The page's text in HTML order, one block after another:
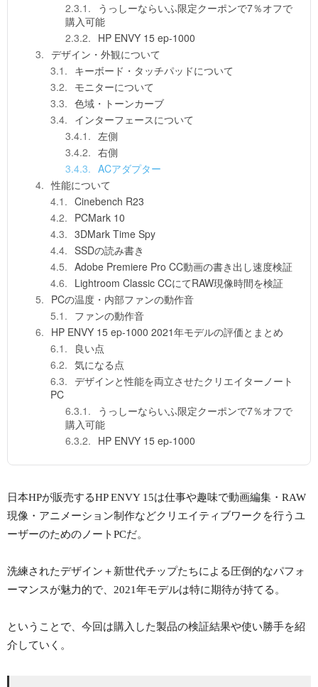
うっしーならいふ限定クーポンで7％オフで
購入可能
HP ENVY 15 ep-1000
デザイン・外観について
キーボード・タッチパッドについて
モニターについて
色域・トーンカーブ
インターフェースについて
左側
右側
ACアダプター
性能について
Cinebench R23
PCMark 10
3DMark Time Spy
SSDの読み書き
Adobe Premiere Pro CC動画の書き出し速度検証
Lightroom Classic CCにてRAW現像時間を検証
PCの温度・内部ファンの動作音
ファンの動作音
HP ENVY 15 ep-1000 2021年モデルの評価とまとめ
良い点
気になる点
デザインと性能を両立させたクリエイターノート
PC
うっしーならいふ限定クーポンで7％オフで
購入可能
HP ENVY 15 ep-1000
日本HPが販売するHP ENVY 15は仕事や趣味で動画編集・RAW
現像・アニメーション制作などクリエイティブワークを行うユ
ーザーのためのノートPCだ。
洗練されたデザイン＋新世代チップたちによる圧倒的なパフォ
ーマンスが魅力的で、2021年モデルは特に期待が持てる。
ということで、今回は購入した製品の検証結果や使い勝手を紹
介していく。